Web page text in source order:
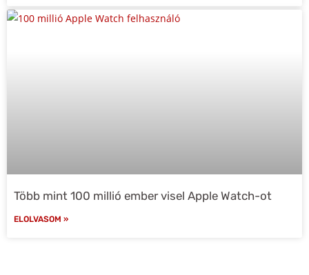
Több mint 100 millió ember visel Apple Watch-ot
ELOLVASOM »